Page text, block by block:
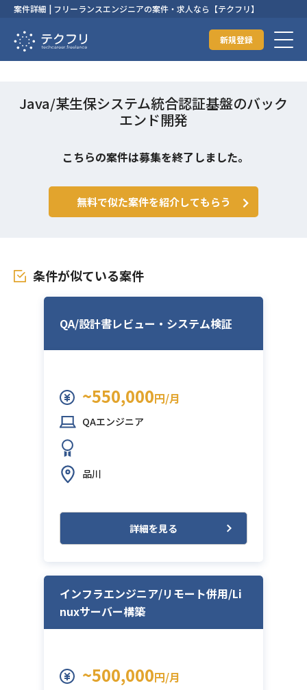
案件詳細 | フリーランスエンジニアの案件・求人なら【テクフリ】
新規登録
Java/某生保システム統合認証基盤のバック
エンド開発
こちらの案件は募集を終了しました。
無料で似た案件を紹介してもらう
条件が似ている案件
QA/設計書レビュー・システム検証
~550,000円/月
QAエンジニア
品川
詳細を見る
インフラエンジニア/リモート併用/Li
nuxサーバー構築
~500,000円/月